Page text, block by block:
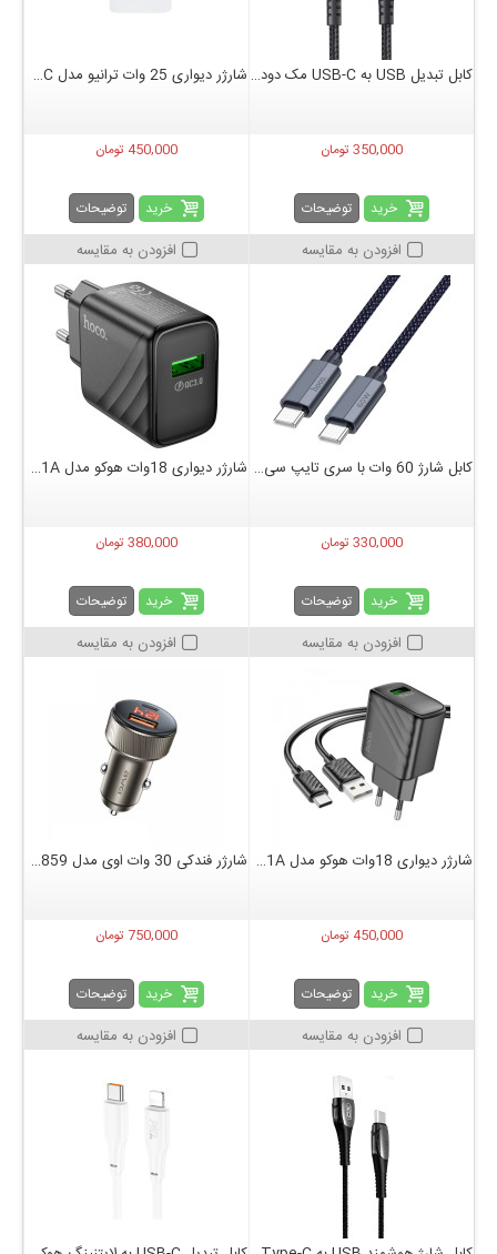
کابل تبدیل USB به USB-C مک دودو مدل CA-2271 طول 1 متر
350,000 تومان
خرید توضیحات
افزودن به مقایسه
شارژر دیواری 25 وات ترانیو مدل T-SA3C به همراه کابل شارژ Type-C
450,000 تومان
خرید توضیحات
افزودن به مقایسه
کابل شارژ 60 وات با سری تایپ سی به تایپ سی هوکو مدل U134 طول 120 سانتیمتر
330,000 تومان
خرید توضیحات
افزودن به مقایسه
شارژر دیواری 18وات هوکو مدل hoco CS21A
380,000 تومان
خرید توضیحات
افزودن به مقایسه
شارژر دیواری 18وات هوکو مدل CS21A + کابل تایپ سی
450,000 تومان
خرید توضیحات
افزودن به مقایسه
شارژر فندکی 30 وات اوی مدل awei C859
750,000 تومان
خرید توضیحات
افزودن به مقایسه